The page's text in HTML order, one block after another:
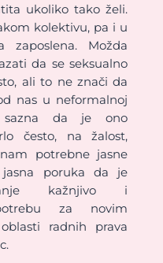
ukoliko tako želi.
kolektivu, pa i u
Možda
da se seksualno
ali to ne znači da
nas u neformalnoj
sazna da je ono
često, na žalost,
potrebne jasne
poruka da je
kažnjivo i
za novim
radnih prava